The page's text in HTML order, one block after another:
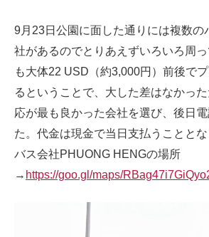
9月23日公園に面した通りには複数の
社があるのでとりあえずいろいろ周
も大体22 USD（約3,000円）前後で
るということで、大した差はなかっ
応が最も良かった会社を選び、後日
た。代金は現金で当日支払うこととな
バス会社PHUONG HENGの場所
→ https://goo.gl/maps/